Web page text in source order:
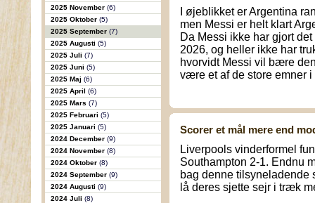
2025 November (6)
2025 Oktober (5)
2025 September (7)
2025 Augusti (5)
2025 Juli (7)
2025 Juni (5)
2025 Maj (6)
2025 April (6)
2025 Mars (7)
2025 Februari (5)
2025 Januari (5)
2024 December (9)
2024 November (8)
2024 Oktober (8)
2024 September (9)
2024 Augusti (9)
2024 Juli (8)
I øjeblikket er Argentina
men Messi er helt klart
Da Messi ikke har gjort
2026, og heller ikke har
hvorvidt Messi vil bære
være et af de store emner
Scorer et mål mere end
Liverpools vinderformel
Southampton 2-1. Endnu
bag denne
lå deres sjette sejr i træk